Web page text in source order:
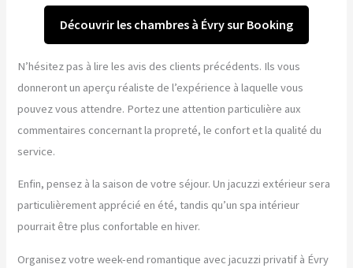
Découvrir les chambres à Évry sur Booking
N’hésitez pas à lire les avis des clients précédents. Ils vous
donneront un aperçu réaliste de l’expérience à laquelle vous
pouvez vous attendre. Portez une attention particulière aux
commentaires concernant la propreté, le confort et la qualité du
service.
Enfin, pensez à la saison de votre séjour. Un jacuzzi extérieur sera
particulièrement apprécié en été, tandis qu’un spa intérieur
pourrait être plus confortable en hiver.
Organisez votre week-end romantique avec jacuzzi privatif à Évry